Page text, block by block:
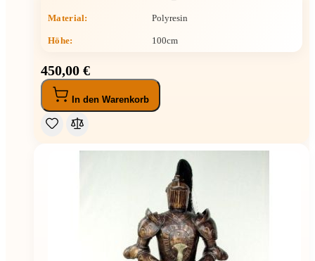
Material: Polyresin
Höhe: 100cm
450,00 €
In den Warenkorb